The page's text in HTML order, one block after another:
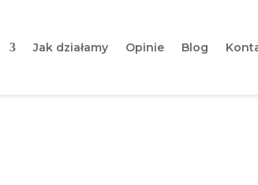
Jak działamy Opinie Blog